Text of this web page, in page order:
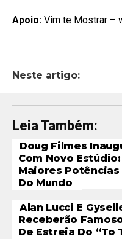
Apoio: Vim te Mostrar –
Neste artigo:
Leia Também:
Doug Filmes
Com Novo Estúdio:
Maiores Potências
Do Mundo
Alan Lucci E
Receberão
De Estreia Do “To